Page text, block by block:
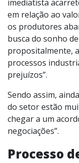
imediatista
em relação ao
os produtores
busca do sonho
propositalmente,
processos
prejuízos”.
Sendo assim,
do setor estão
chegar a um
negociações”.
Processo